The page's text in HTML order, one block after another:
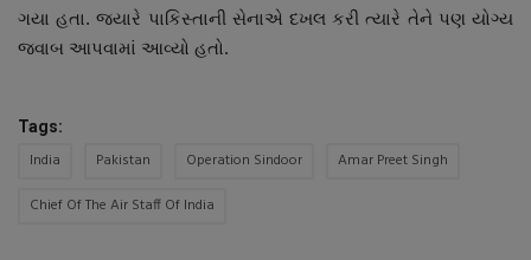
ગયા હતા. જ્યારે પાકિસ્તાની સેનાએ દખલ કરી ત્યારે તેને પણ યોગ્ય
જવાબ આપવામાં આવ્યો હતો.
Tags:
India Pakistan Operation Sindoor
Amar Preet Singh
Chief Of The Air Staff Of India